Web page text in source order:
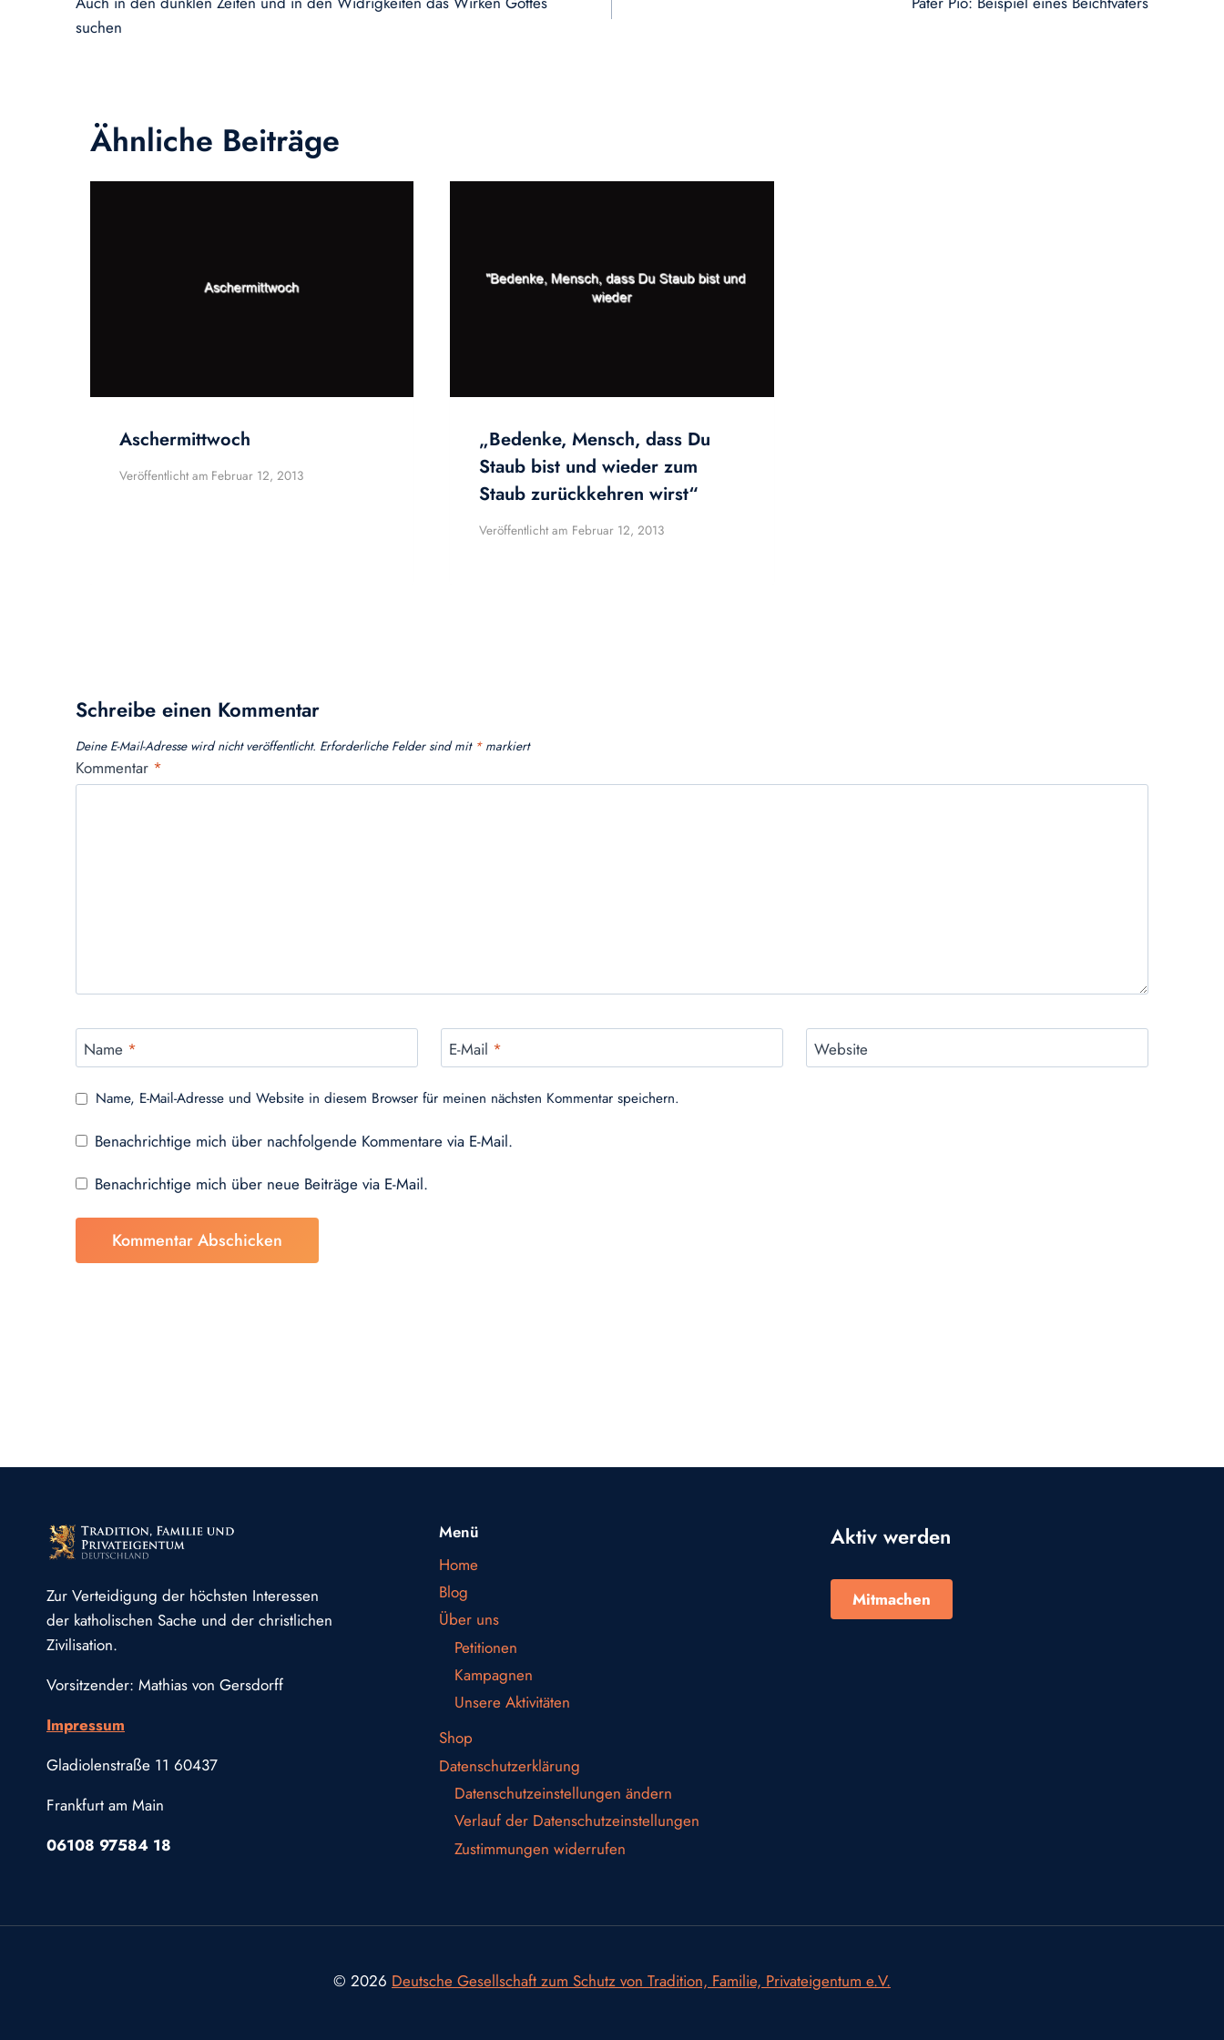
suchen
Ähnliche Beiträge
Aschermittwoch
Veröffentlicht am Februar 12, 2013
„Bedenke, Mensch, dass Du
Staub bist und wieder zum
Staub zurückkehren wirst“
Veröffentlicht am Februar 12, 2013
Schreibe einen Kommentar
Deine E-Mail-Adresse wird nicht veröffentlicht. Erforderliche Felder sind mit *markiert
Kommentar *
Name * E-Mail * Website
Name, E-Mail-Adresse und Website in diesem Browser für meinen nächsten Kommentar speichern.
Benachrichtige mich über nachfolgende Kommentare via E-Mail.
Benachrichtige mich über neue Beiträge via E-Mail.
Zur Verteidigung der höchsten Interessen
der katholischen Sache und der christlichen
Zivilisation.
Vorsitzender: Mathias von Gersdorff
Impressum
Gladiolenstraße 11 60437
Frankfurt am Main
06108 97584 18
Menü
Home
Blog
Über uns
Petitionen
Kampagnen
Unsere Aktivitäten
Shop
Datenschutzerklärung
Datenschutzeinstellungen ändern
Verlauf der Datenschutzeinstellungen
Zustimmungen widerrufen
Aktiv werden
Mitmachen
© 2026 Deutsche Gesellschaft zum Schutz von Tradition, Familie, Privateigentum e.V.